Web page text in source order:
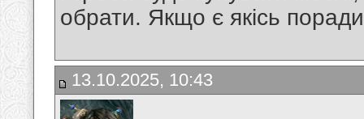
обрати. Якщо є якісь
13.10.2025, 10:43